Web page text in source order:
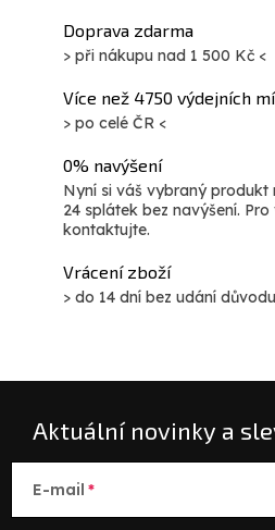
Doprava zdarma
> při nákupu nad 1 500 Kč <
Více než 4750 výdejních
> po celé ČR <
0% navýšení
Nyní si váš vybraný produkt
24 splátek bez navýšení.
kontaktujte.
Vrácení zboží
> do 14 dní bez udání
Aktuální novinky a
E-mail